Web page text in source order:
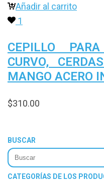
Añadir al carrito
1
CEPILLO
CURVO,
MANGO ACERO
$310.00
BUSCAR
CATEGORÍAS DE LOS